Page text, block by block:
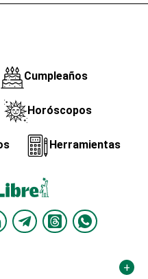
Cumpleaños
Horóscopos
Herramientas